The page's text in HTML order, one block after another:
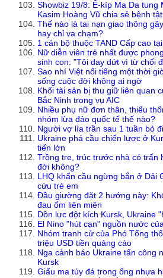
Showbiz 19/8: Ê-kíp Ma Da tung
Kasim Hoàng Vũ chia sẻ bệnh tật
Thế nào là tai nạn giao thông
hay chỉ va chạm?
1 cán bộ thuộc TAND Cấp cao
Nữ diễn viên trẻ nhất được
sinh con: "Tôi day dứt vì từ chối
Sao nhí Việt nổi tiếng một thời
sống cuộc đời không ai ngờ
Khối tài sản bị thu giữ liên quan
Bắc Ninh trong vụ AIC
Nhiều phụ nữ đơn thân, thiếu
nhóm lừa đảo quốc tế thế nào?
Người vợ lìa trần sau 1 tuần bỏ
Ukraine phá cầu chiến lược ở
tiến lớn
Trồng tre, trúc trước nhà có trấn
đời không?
LHQ khẩn cầu ngừng bắn ở Dải
cứu trẻ em
Đầu giường đặt 2 hướng này:
đau ốm liên miên
Dồn lực đột kích Kursk, Ukraine
El Nino "hút cạn" nguồn nước
Nhóm tranh cử của Phó Tổng
triệu USD tiền quảng cáo
Nga cảnh báo Ukraine tấn công
Kursk
Giấu ma túy đá trong ống nhựa